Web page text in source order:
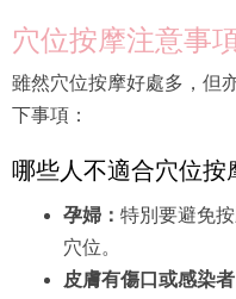
穴位按摩注意事
雖然穴位按摩好處多，但
下事項：
哪些人不適合穴位按
孕婦： 特別要避免
穴位。
皮膚有傷口或感染者